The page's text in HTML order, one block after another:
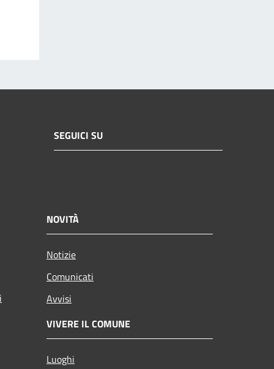
SEGUICI SU
NOVITÀ
Notizie
Comunicati
Avvisi
VIVERE IL COMUNE
Luoghi